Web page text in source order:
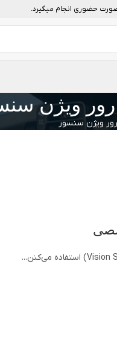
حضوری انجام میگیرد.
ویژن
ویژن سنسور